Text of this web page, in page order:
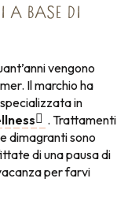
A BASE DI
vengono
Il marchio ha
in
. Trattamenti
dimagranti sono
di una pausa di
per farvi